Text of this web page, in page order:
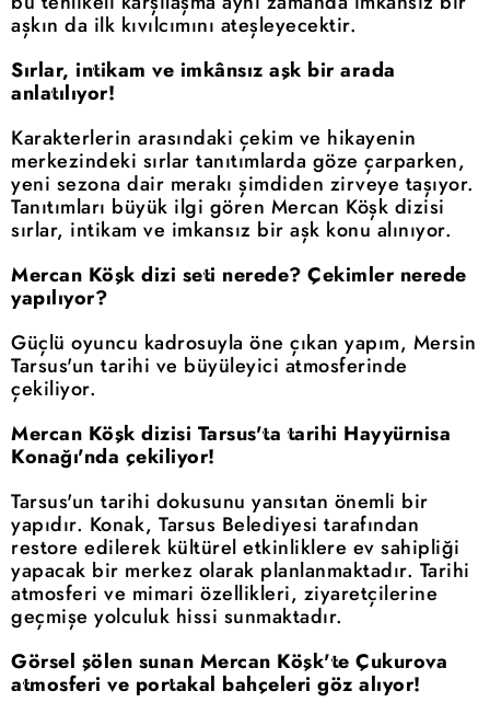
aşkın da ilk kıvılcımını ateşleyecektir.
Sırlar, intikam ve imkânsız aşk bir arada
anlatılıyor!
Karakterlerin arasındaki çekim ve hikayenin
merkezindeki sırlar tanıtımlarda göze çarparken,
yeni sezona dair merakı şimdiden zirveye taşıyor.
Tanıtımları büyük ilgi gören Mercan Köşk dizisi
sırlar, intikam ve imkansız bir aşk konu alınıyor.
Mercan Köşk dizi seti nerede? Çekimler nerede
yapılıyor?
Güçlü oyuncu kadrosuyla öne çıkan yapım, Mersin
Tarsus'un tarihi ve büyüleyici atmosferinde
çekiliyor.
Mercan Köşk dizisi Tarsus'ta tarihi Hayyürnisa
Konağı'nda çekiliyor!
Tarsus'un tarihi dokusunu yansıtan önemli bir
yapıdır. Konak, Tarsus Belediyesi tarafından
restore edilerek kültürel etkinliklere ev sahipliği
yapacak bir merkez olarak planlanmaktadır. Tarihi
atmosferi ve mimari özellikleri, ziyaretçilerine
geçmişe yolculuk hissi sunmaktadır.
Görsel şölen sunan Mercan Köşk'te Çukurova
atmosferi ve portakal bahçeleri göz alıyor!